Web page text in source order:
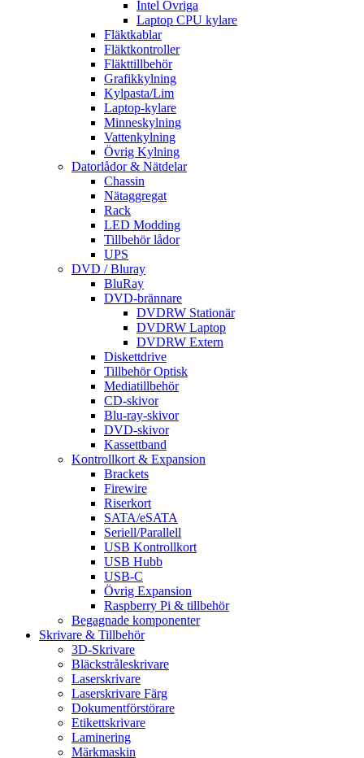
Intel Övriga
Laptop CPU kylare
Fläktkablar
Fläktkontroller
Fläkttillbehör
Grafikkylning
Kylpasta/Lim
Laptop-kylare
Minneskylning
Vattenkylning
Övrig Kylning
Datorlådor & Nätdelar
Chassin
Nätaggregat
Rack
LED Modding
Tillbehör lådor
UPS
DVD / Bluray
BluRay
DVD-brännare
DVDRW Stationär
DVDRW Laptop
DVDRW Extern
Diskettdrive
Tillbehör Optisk
Mediatillbehör
CD-skivor
Blu-ray-skivor
DVD-skivor
Kassettband
Kontrollkort & Expansion
Brackets
Firewire
Riserkort
SATA/eSATA
Seriell/Parallell
USB Kontrollkort
USB Hubb
USB-C
Övrig Expansion
Raspberry Pi & tillbehör
Begagnade komponenter
Skrivare & Tillbehör
3D-Skrivare
Bläckstråleskrivare
Laserskrivare
Laserskrivare Färg
Dokumentförstörare
Etikettskrivare
Laminering
Märkmaskin